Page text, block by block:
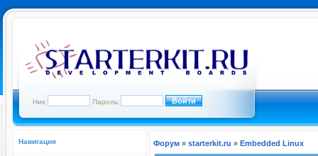
Ник: Пароль:
Навигация Форум » starterkit.ru » Embedded Linux